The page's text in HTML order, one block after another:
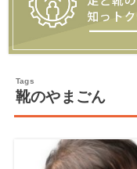
靴のやまごん